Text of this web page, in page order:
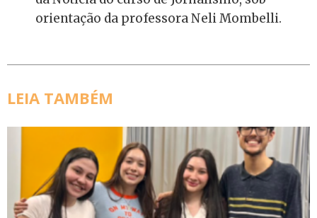
orientação da professora Neli Mombelli.
LEIA TAMBÉM